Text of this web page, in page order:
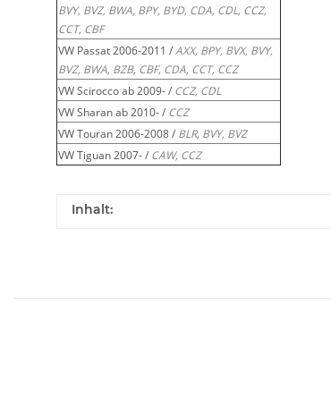
BVY, BVZ, BWA, BPY, BYD, CDA, CDL, CCZ,
CCT, CBF
VW Passat 2006-2011 /AXX, BPY, BVX, BVY,
BVZ, BWA, BZB, CBF, CDA, CCT, CCZ
VW Scirocco ab 2009- / CCZ, CDL
VW Sharan ab 2010- / CCZ
VW Touran 2006-2008 / BLR, BVY, BVZ
VW Tiguan 2007- / CAW, CCZ
Inhalt: